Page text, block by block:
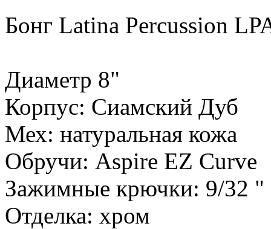
Бонг Latina Percussion
Диаметр 8"
Корпус: Сиамский Дуб
Мех: натуральная кожа
Обручи: Aspire EZ Curve
Зажимные крючки: 9/32 "
Отделка: хром